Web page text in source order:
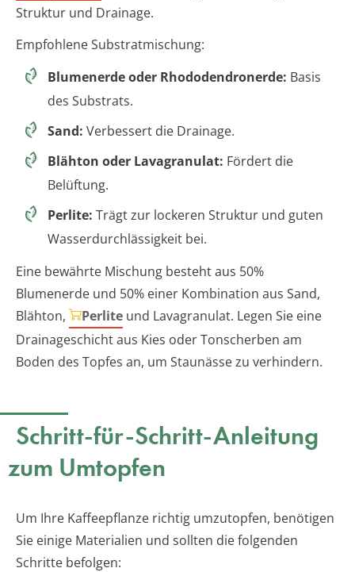
Struktur und Drainage.
Empfohlene Substratmischung:
Blumenerde oder Rhododendronerde: Basis
des Substrats.
Sand: Verbessert die Drainage.
Blähton oder Lavagranulat: Fördert die
Belüftung.
Perlite: Trägt zur lockeren Struktur und guten
Wasserdurchlässigkeit bei.
Eine bewährte Mischung besteht aus 50%
Blumenerde und 50% einer Kombination aus Sand,
Blähton,
Perlite und Lavagranulat. Legen Sie eine
Drainageschicht aus Kies oder Tonscherben am
Boden des Topfes an, um Staunässe zu verhindern.
Schritt-für-Schritt-Anleitung
zum Umtopfen
Um Ihre Kaffeepflanze richtig umzutopfen, benötigen
Sie einige Materialien und sollten die folgenden
Schritte befolgen: